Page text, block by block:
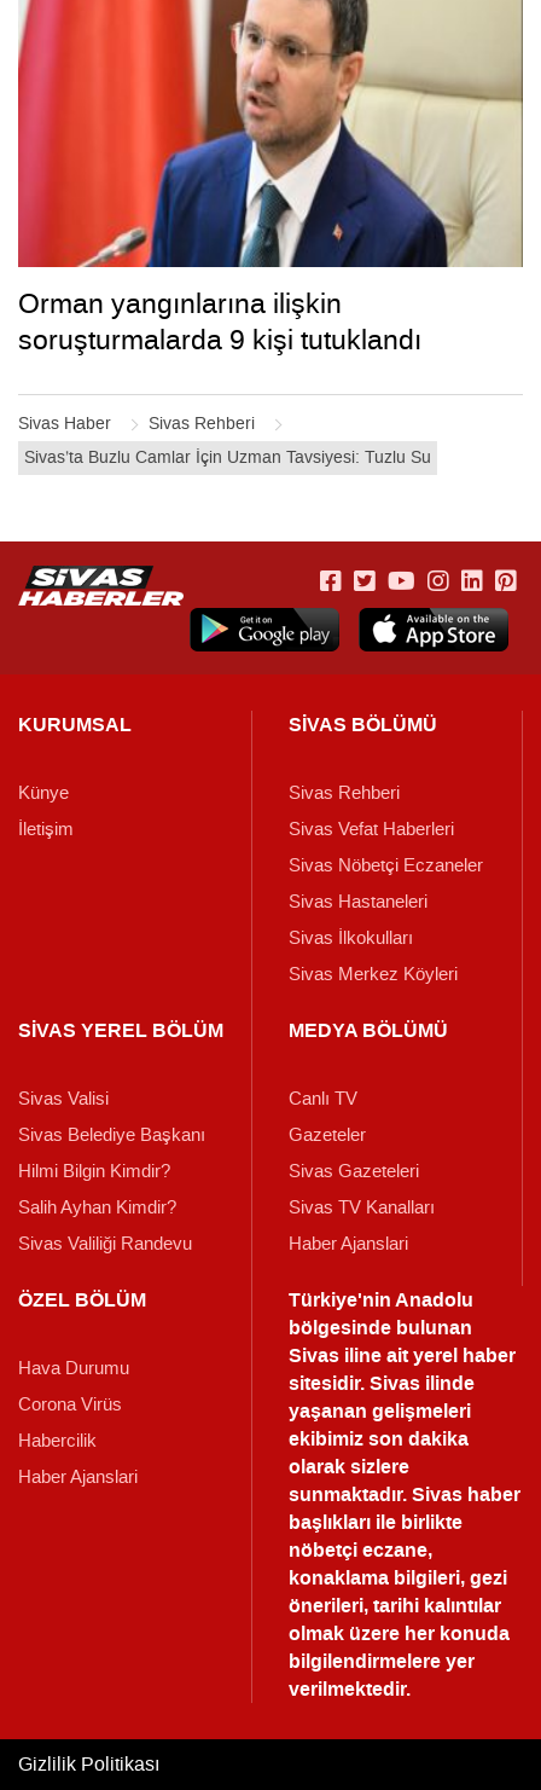
Sivas Haber
Sivas Rehberi
Sivas’ta Buzlu Camlar İçin Uzman Tavsiyesi: Tuzlu Su
Orman yangınlarına ilişkin
soruşturmalarda 9 kişi tutuklandı
KURUMSAL
Künye
İletişim
SİVAS BÖLÜMÜ
Sivas Rehberi
Sivas Vefat Haberleri
Sivas Nöbetçi Eczaneler
Sivas Hastaneleri
Sivas İlkokulları
Sivas Merkez Köyleri
SİVAS YEREL BÖLÜM
Sivas Valisi
Sivas Belediye Başkanı
Hilmi Bilgin Kimdir?
Salih Ayhan Kimdir?
Sivas Valiliği Randevu
MEDYA BÖLÜMÜ
Canlı TV
Gazeteler
Sivas Gazeteleri
Sivas TV Kanalları
Haber Ajanslari
ÖZEL BÖLÜM
Hava Durumu
Corona Virüs
Habercilik
Haber Ajanslari
Türkiye'nin Anadolu
bölgesinde bulunan
Sivas iline ait yerel haber
sitesidir. Sivas ilinde
yaşanan gelişmeleri
ekibimiz son dakika
olarak sizlere
sunmaktadır.Sivas haber
başlıkları ile birlikte
nöbetçi eczane,
konaklama bilgileri, gezi
önerileri, tarihi kalıntılar
olmak üzere her konuda
bilgilendirmelere yer
verilmektedir.
Gizlilik Politikası